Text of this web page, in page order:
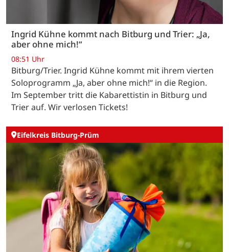
Ingrid Kühne kommt nach Bitburg und Trier: „Ja,
aber ohne mich!“
08:51 Uhr
Bitburg/Trier. Ingrid Kühne kommt mit ihrem vierten
Soloprogramm „Ja, aber ohne mich!“ in die Region.
Im September tritt die Kabarettistin in Bitburg und
Trier auf. Wir verlosen Tickets!
Eifelkreis Bitburg-Prüm